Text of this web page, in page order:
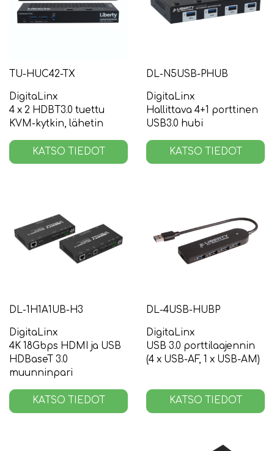
TU-HUC42-TX
DigitaLinx
4 x 2 HDBT3.0 tuettu
KVM-kytkin, lähetin
KATSO TIEDOT
DL-N5USB-PHUB
DigitaLinx
Hallittava 4+1 porttinen
USB3.0 hubi
KATSO TIEDOT
DL-1H1A1UB-H3
DigitaLinx
4K 18Gbps HDMI ja USB
HDBaseT 3.0
muunninpari
KATSO TIEDOT
DL-4USB-HUBP
DigitaLinx
USB 3.0 porttilaajennin
(4 x USB-AF, 1 x USB-AM)
KATSO TIEDOT